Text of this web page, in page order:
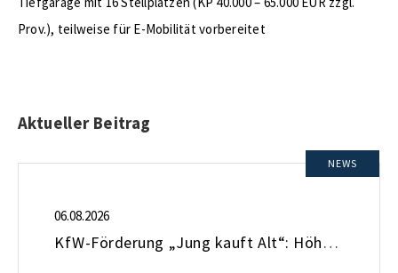
Prov.), teilweise für E-Mobilität vorbereitet
Aktueller Beitrag
NEWS
06.08.2026
KfW-Förderung „Jung kauft Alt“: Höhere Kredite ab August 2026